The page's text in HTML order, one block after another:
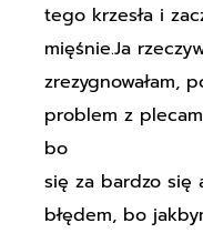
tego krzesła i
mięśnie.Ja
zrezygnowałam,
problem z
bo
się za bardzo się
błędem, bo